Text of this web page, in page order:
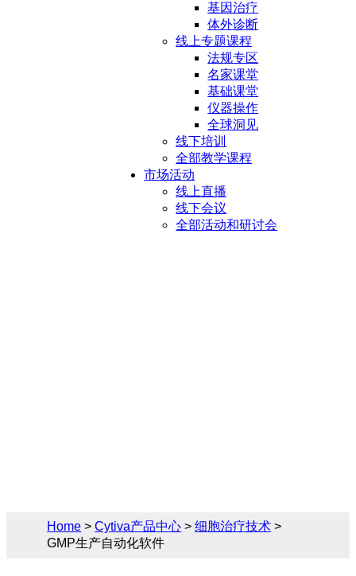
基因治疗
体外诊断
线上专题课程
法规专区
名家课堂
基础课堂
仪器操作
全球洞见
线下培训
全部教学课程
市场活动
线上直播
线下会议
全部活动和研讨会
Home >Cytiva产品中心 >细胞治疗技术 >
GMP生产自动化软件